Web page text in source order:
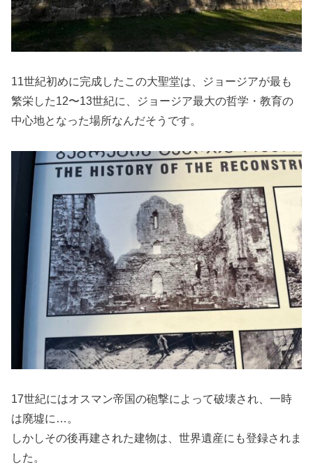
11世紀初めに完成したこの大聖堂は、ジョージアが最も
繁栄した12〜13世紀に、ジョージア最大の哲学・教育の
中心地となった場所なんだそうです。
17世紀にはオスマン帝国の砲撃によって破壊され、一時
は廃墟に…。
しかしその後再建された建物は、世界遺産にも登録されま
した。